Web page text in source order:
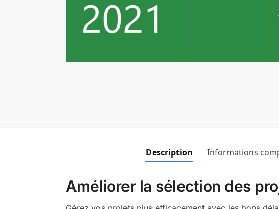
Description Informations
Améliorer la sélection des